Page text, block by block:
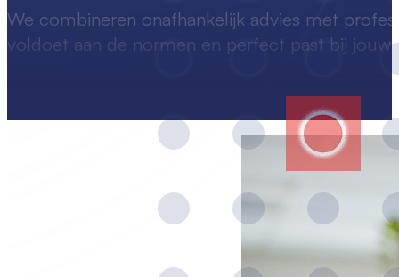
We combineren onafhankelijk advies met
voldoet aan de normen en perfect past bij jouw